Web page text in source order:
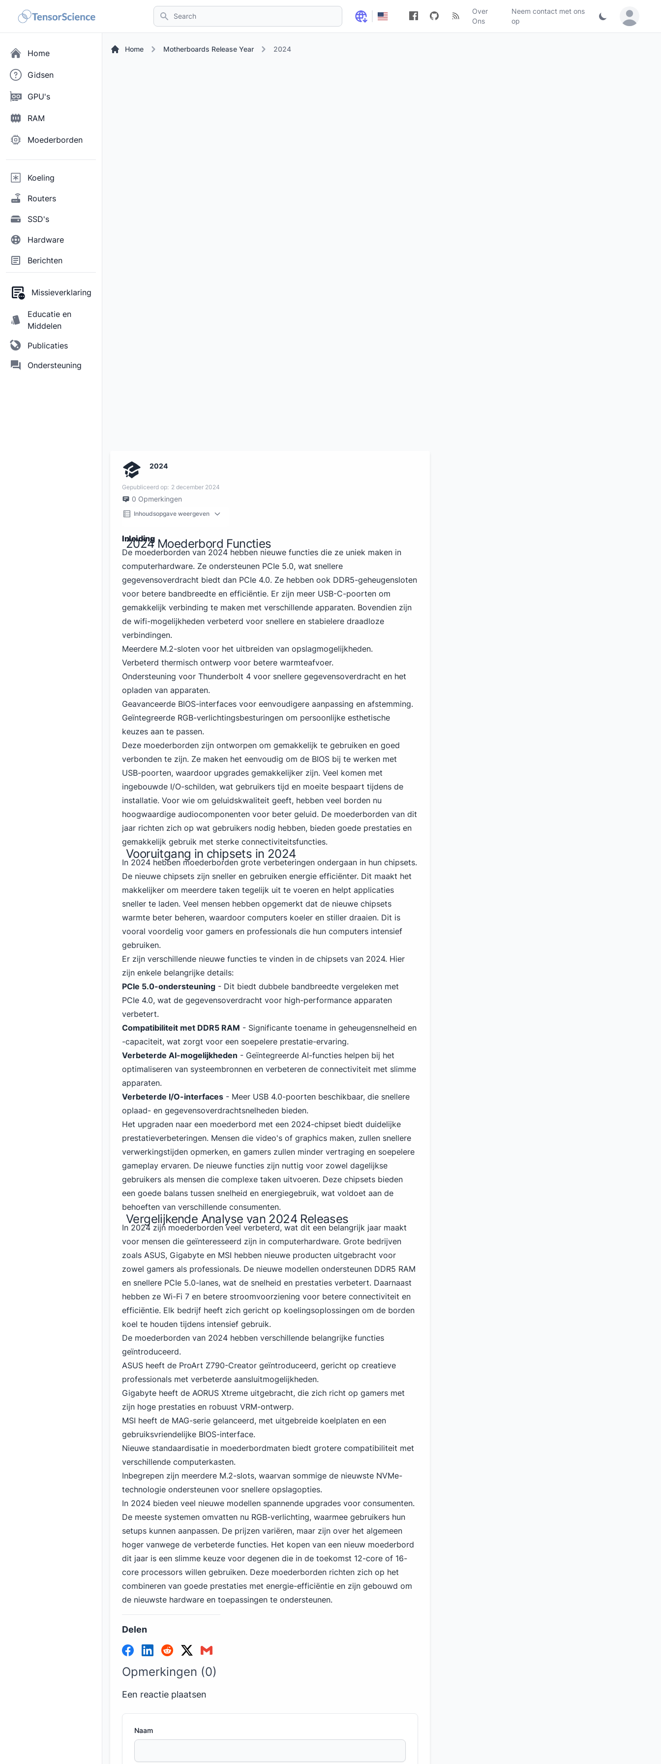
Search
Over
Ons
Neem contact met ons
op
Sign in /
Home
Gidsen
GPU's
RAM
Moederborden
Koeling
Routers
SSD's
Hardware
Berichten
Missieverklaring
Educatie en
Middelen
Publicaties
Ondersteuning
Home Motherboards Release Year 2024
2024
Gepubliceerd op: 2 december 2024
0 Opmerkingen
Inhoudsopgave weergeven
Inleiding
2024 Moederbord Functies
De moederborden van 2024 hebben nieuwe functies die ze uniek maken in
computerhardware. Ze ondersteunen PCIe 5.0, wat snellere
gegevensoverdracht biedt dan PCIe 4.0. Ze hebben ook DDR5-geheugensloten
voor betere bandbreedte en efficiëntie. Er zijn meer USB-C-poorten om
gemakkelijk verbinding te maken met verschillende apparaten. Bovendien zijn
de wifi-mogelijkheden verbeterd voor snellere en stabielere draadloze
verbindingen.
Meerdere M.2-sloten voor het uitbreiden van opslagmogelijkheden.
Verbeterd thermisch ontwerp voor betere warmteafvoer.
Ondersteuning voor Thunderbolt 4 voor snellere gegevensoverdracht en het
opladen van apparaten.
Geavanceerde BIOS-interfaces voor eenvoudigere aanpassing en afstemming.
Geïntegreerde RGB-verlichtingsbesturingen om persoonlijke esthetische
keuzes aan te passen.
Deze moederborden zijn ontworpen om gemakkelijk te gebruiken en goed
verbonden te zijn. Ze maken het eenvoudig om de BIOS bij te werken met
USB-poorten, waardoor upgrades gemakkelijker zijn. Veel komen met
ingebouwde I/O-schilden, wat gebruikers tijd en moeite bespaart tijdens de
installatie. Voor wie om geluidskwaliteit geeft, hebben veel borden nu
hoogwaardige audiocomponenten voor beter geluid. De moederborden van dit
jaar richten zich op wat gebruikers nodig hebben, bieden goede prestaties en
gemakkelijk gebruik met sterke connectiviteitsfuncties.
Vooruitgang in chipsets in 2024
In 2024 hebben moederborden grote verbeteringen ondergaan in hun chipsets.
De nieuwe chipsets zijn sneller en gebruiken energie efficiënter. Dit maakt het
makkelijker om meerdere taken tegelijk uit te voeren en helpt applicaties
sneller te laden. Veel mensen hebben opgemerkt dat de nieuwe chipsets
warmte beter beheren, waardoor computers koeler en stiller draaien. Dit is
vooral voordelig voor gamers en professionals die hun computers intensief
gebruiken.
Er zijn verschillende nieuwe functies te vinden in de chipsets van 2024. Hier
zijn enkele belangrijke details:
PCIe 5.0-ondersteuning - Dit biedt dubbele bandbreedte vergeleken met
PCIe 4.0, wat de gegevensoverdracht voor high-performance apparaten
verbetert.
Compatibiliteit met DDR5 RAM - Significante toename in geheugensnelheid en
-capaciteit, wat zorgt voor een soepelere prestatie-ervaring.
Verbeterde AI-mogelijkheden - Geïntegreerde AI-functies helpen bij het
optimaliseren van systeembronnen en verbeteren de connectiviteit met slimme
apparaten.
Verbeterde I/O-interfaces - Meer USB 4.0-poorten beschikbaar, die snellere
oplaad- en gegevensoverdrachtsnelheden bieden.
Het upgraden naar een moederbord met een 2024-chipset biedt duidelijke
prestatieverbeteringen. Mensen die video's of graphics maken, zullen snellere
verwerkingstijden opmerken, en gamers zullen minder vertraging en soepelere
gameplay ervaren. De nieuwe functies zijn nuttig voor zowel dagelijkse
gebruikers als mensen die complexe taken uitvoeren. Deze chipsets bieden
een goede balans tussen snelheid en energiegebruik, wat voldoet aan de
behoeften van verschillende consumenten.
Vergelijkende Analyse van 2024 Releases
In 2024 zijn moederborden veel verbeterd, wat dit een belangrijk jaar maakt
voor mensen die geïnteresseerd zijn in computerhardware. Grote bedrijven
zoals ASUS, Gigabyte en MSI hebben nieuwe producten uitgebracht voor
zowel gamers als professionals. De nieuwe modellen ondersteunen DDR5 RAM
en snellere PCIe 5.0-lanes, wat de snelheid en prestaties verbetert. Daarnaast
hebben ze Wi-Fi 7 en betere stroomvoorziening voor betere connectiviteit en
efficiëntie. Elk bedrijf heeft zich gericht op koelingsoplossingen om de borden
koel te houden tijdens intensief gebruik.
De moederborden van 2024 hebben verschillende belangrijke functies
geïntroduceerd.
ASUS heeft de ProArt Z790-Creator geïntroduceerd, gericht op creatieve
professionals met verbeterde aansluitmogelijkheden.
Gigabyte heeft de AORUS Xtreme uitgebracht, die zich richt op gamers met
zijn hoge prestaties en robuust VRM-ontwerp.
MSI heeft de MAG-serie gelanceerd, met uitgebreide koelplaten en een
gebruiksvriendelijke BIOS-interface.
Nieuwe standaardisatie in moederbordmaten biedt grotere compatibiliteit met
verschillende computerkasten.
Inbegrepen zijn meerdere M.2-slots, waarvan sommige de nieuwste NVMe-
technologie ondersteunen voor snellere opslagopties.
In 2024 bieden veel nieuwe modellen spannende upgrades voor consumenten.
De meeste systemen omvatten nu RGB-verlichting, waarmee gebruikers hun
setups kunnen aanpassen. De prijzen variëren, maar zijn over het algemeen
hoger vanwege de verbeterde functies. Het kopen van een nieuw moederbord
dit jaar is een slimme keuze voor degenen die in de toekomst 12-core of 16-
core processors willen gebruiken. Deze moederborden richten zich op het
combineren van goede prestaties met energie-efficiëntie en zijn gebouwd om
de nieuwste hardware en toepassingen te ondersteunen.
Delen
Opmerkingen (0)
Een reactie plaatsen
Naam